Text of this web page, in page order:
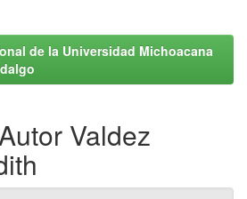
de la Universidad Michoacana
Valdez